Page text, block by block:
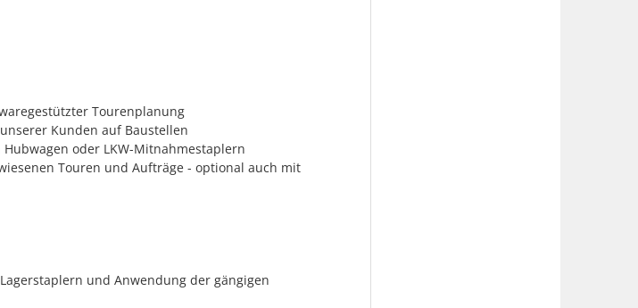
Tourenplanung
Kunden auf Baustellen
oder LKW-Mitnahmestaplern
Touren und Aufträge - optional auch mit
und Anwendung der gängigen